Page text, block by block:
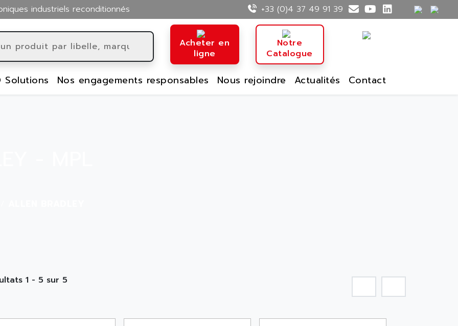
industriels reconditionnés +33 (0)4 37 49 91 39
Acheter en
ligne
Notre
Catalogue
Solutions Nos engagements responsables Nous rejoindre Actualités Contact
1 - 5 sur 5